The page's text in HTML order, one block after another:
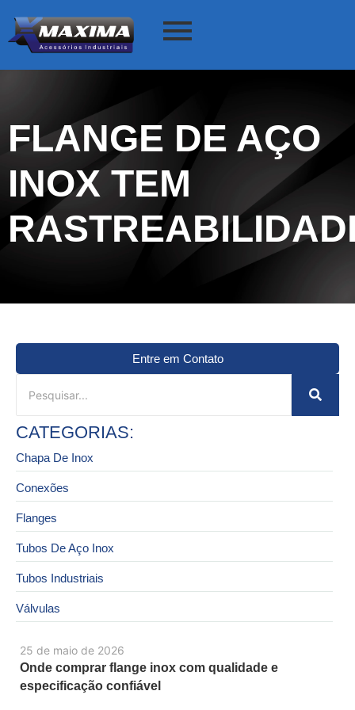
FLANGE DE AÇO
INOX TEM
25 de maio de 2026
Onde comprar flange inox com qualidade e
especificação confiável
Entre em Contato
CATEGORIAS:
Chapa De Inox
Conexões
Flanges
Tubos De Aço Inox
Tubos Industriais
Válvulas